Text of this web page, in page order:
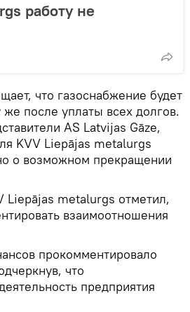
работу не
что газоснабжение будет
же после уплаты всех долгов.
AS Latvijas Gāze,
KVV Liepājas metalurgs
о возможном прекращении
Liepājas metalurgs отметил,
взаимоотношения
прокомментировало
что
предприятия